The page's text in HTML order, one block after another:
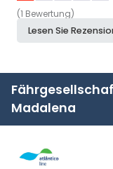
(1 Bewertung)
Lesen Sie
Madalena